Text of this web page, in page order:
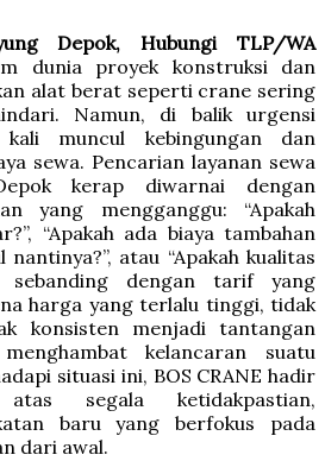
Depok, Hubungi TLP/WA
dunia proyek konstruksi dan
alat berat seperti crane sering
Namun, di balik urgensi
muncul kebingungan dan
sewa. Pencarian layanan sewa
kerap diwarnai dengan
yang mengganggu: “Apakah
“Apakah ada biaya tambahan
atau “Apakah kualitas
sebanding dengan tarif yang
harga yang terlalu tinggi, tidak
konsisten menjadi tantangan
kelancaran suatu
situasi ini, BOS CRANE hadir
segala ketidakpastian,
baru yang berfokus pada
dari awal.